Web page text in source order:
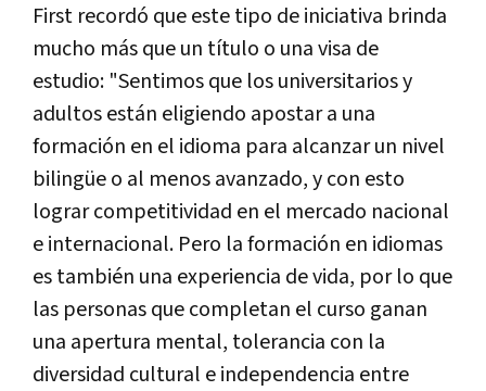
First recordó que este tipo de iniciativa brinda
mucho más que un título o una visa de
estudio: "Sentimos que los universitarios y
adultos están eligiendo apostar a una
formación en el idioma para alcanzar un nivel
bilingüe o al menos avanzado, y con esto
lograr competitividad en el mercado nacional
e internacional. Pero la formación en idiomas
es también una experiencia de vida, por lo que
las personas que completan el curso ganan
una apertura mental, tolerancia con la
diversidad cultural e independencia entre